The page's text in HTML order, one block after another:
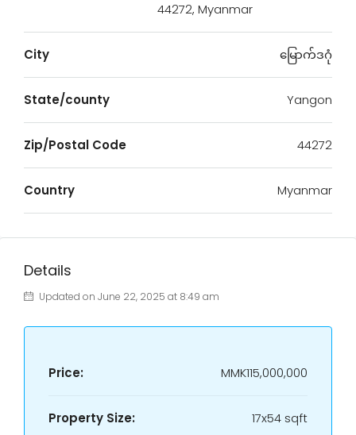
44272, Myanmar
City မြောက်ဒဂုံ
State/county Yangon
Zip/Postal Code 44272
Country Myanmar
Details
Updated on June 22, 2025 at 8:49 am
Price: MMK115,000,000
Property Size: 17x54 sqft